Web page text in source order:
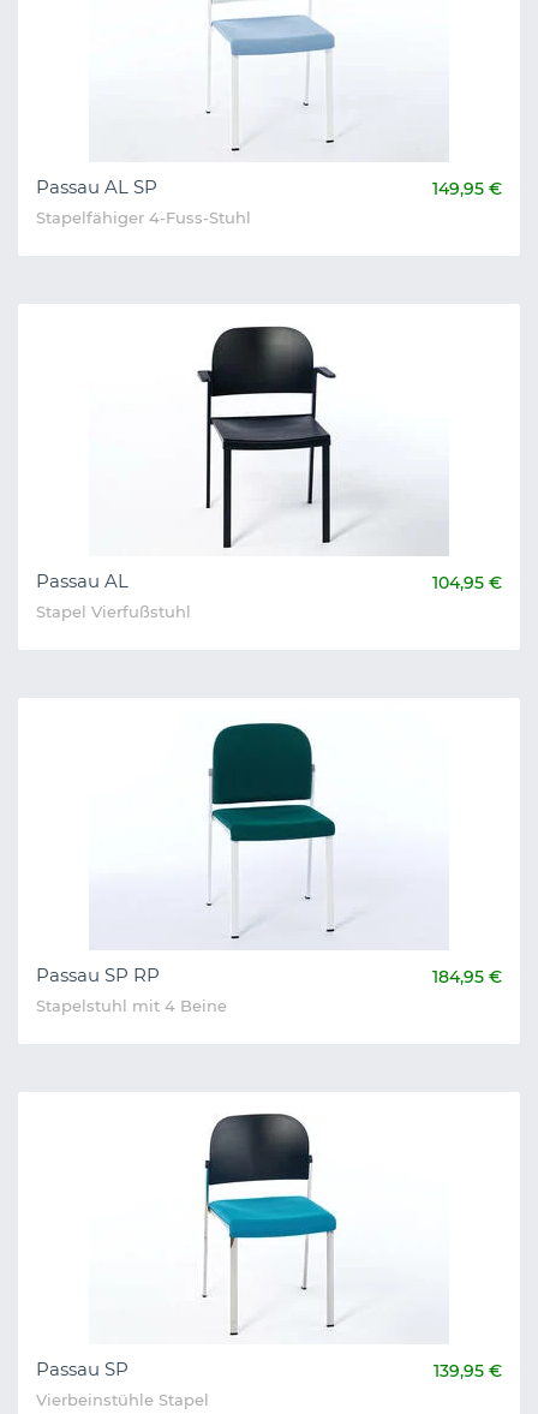
Passau AL SP 149,95 €
Stapelfähiger 4-Fuss-Stuhl
Passau AL 104,95 €
Stapel Vierfußstuhl
Passau SP RP 184,95 €
Stapelstuhl mit 4 Beine
Passau SP 139,95 €
Vierbeinstühle Stapel